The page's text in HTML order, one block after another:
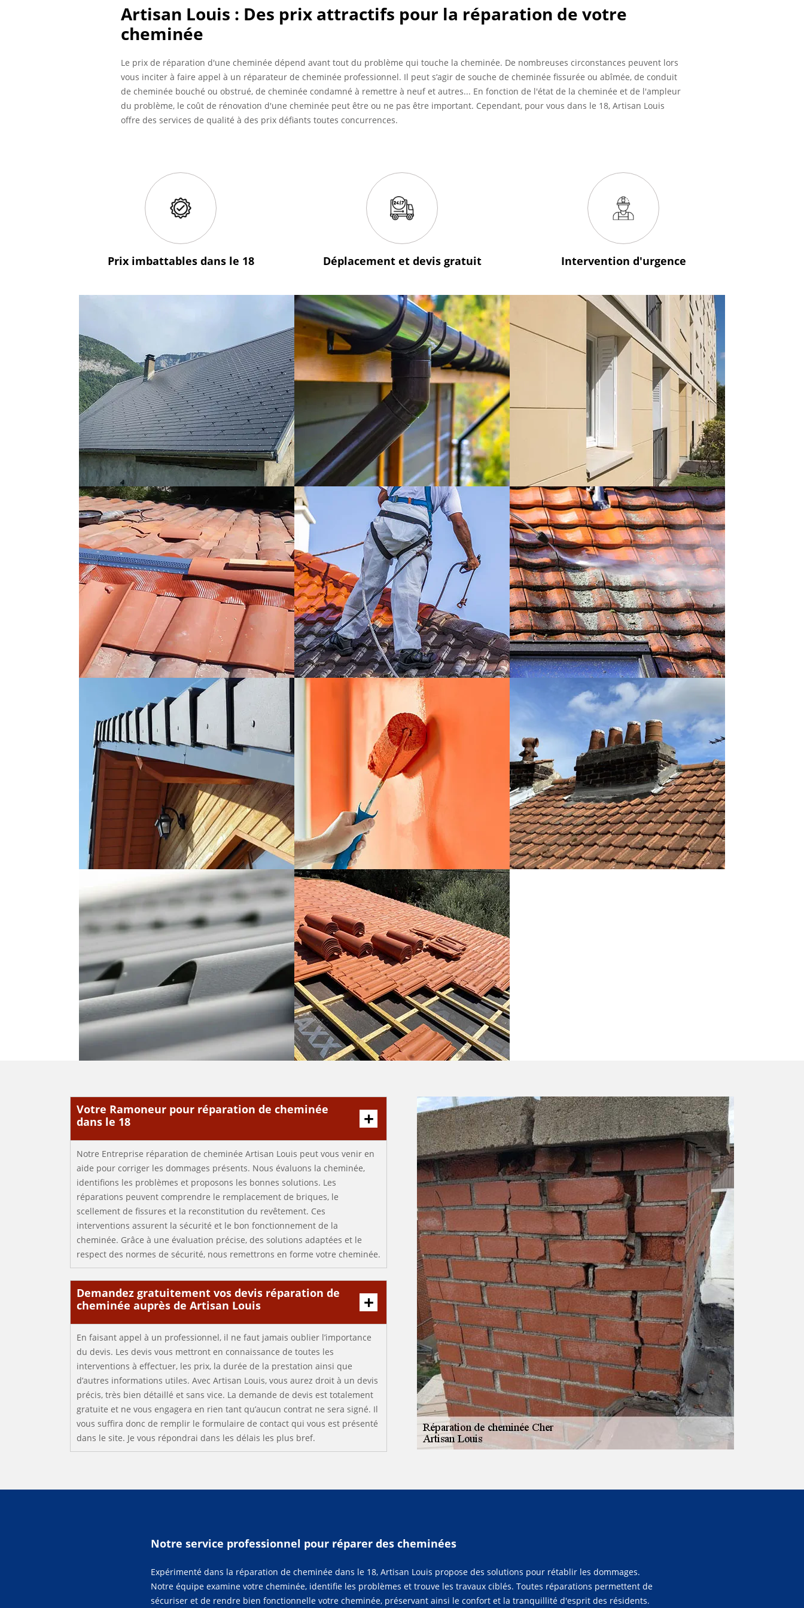
Artisan Louis : Des prix attractifs pour la réparation de votre
cheminée
Le prix de réparation d'une cheminée dépend avant tout du problème qui touche la cheminée. De nombreuses circonstances peuvent lors
vous inciter à faire appel à un réparateur de cheminée professionnel. Il peut s’agir de souche de cheminée fissurée ou abîmée, de conduit
de cheminée bouché ou obstrué, de cheminée condamné à remettre à neuf et autres... En fonction de l'état de la cheminée et de l'ampleur
du problème, le coût de rénovation d'une cheminée peut être ou ne pas être important. Cependant, pour vous dans le 18, Artisan Louis
offre des services de qualité à des prix défiants toutes concurrences.
Prix imbattables dans le 18 Déplacement et devis gratuit Intervention d'urgence
Votre Ramoneur pour réparation de cheminée
dans le 18
Notre Entreprise réparation de cheminée Artisan Louis peut vous venir en
aide pour corriger les dommages présents. Nous évaluons la cheminée,
identifions les problèmes et proposons les bonnes solutions. Les
réparations peuvent comprendre le remplacement de briques, le
scellement de fissures et la reconstitution du revêtement. Ces
interventions assurent la sécurité et le bon fonctionnement de la
cheminée. Grâce à une évaluation précise, des solutions adaptées et le
respect des normes de sécurité, nous remettrons en forme votre cheminée.
Demandez gratuitement vos devis réparation de
cheminée auprès de Artisan Louis
En faisant appel à un professionnel, il ne faut jamais oublier l’importance
du devis. Les devis vous mettront en connaissance de toutes les
interventions à effectuer, les prix, la durée de la prestation ainsi que
d’autres informations utiles. Avec Artisan Louis, vous aurez droit à un devis
précis, très bien détaillé et sans vice. La demande de devis est totalement
gratuite et ne vous engagera en rien tant qu’aucun contrat ne sera signé. Il
vous suffira donc de remplir le formulaire de contact qui vous est présenté
dans le site. Je vous répondrai dans les délais les plus bref.
Notre service professionnel pour réparer des cheminées
Expérimenté dans la réparation de cheminée dans le 18, Artisan Louis propose des solutions pour rétablir les dommages.
Notre équipe examine votre cheminée, identifie les problèmes et trouve les travaux ciblés. Toutes réparations permettent de
sécuriser et de rendre bien fonctionnelle votre cheminée, préservant ainsi le confort et la tranquillité d'esprit des résidents.